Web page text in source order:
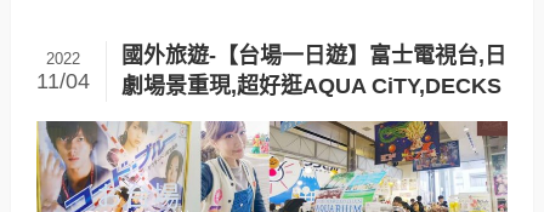
國外旅遊-【台場一日遊】富士電視台,日
劇場景重現,超好逛AQUA CiTY,DECKS
2022
11/04